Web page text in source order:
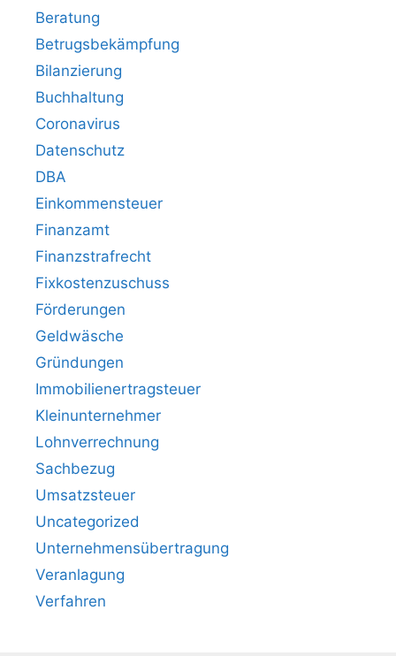
Beratung
Betrugsbekämpfung
Bilanzierung
Buchhaltung
Coronavirus
Datenschutz
DBA
Einkommensteuer
Finanzamt
Finanzstrafrecht
Fixkostenzuschuss
Förderungen
Geldwäsche
Gründungen
Immobilienertragsteuer
Kleinunternehmer
Lohnverrechnung
Sachbezug
Umsatzsteuer
Uncategorized
Unternehmensübertragung
Veranlagung
Verfahren